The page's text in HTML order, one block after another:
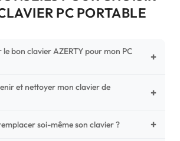
PC PORTABLE
bon clavier AZERTY pour mon PC
+
tromper, vérifiez trois points critiques sur
: la disposition (AZERTY Français), la
des fixations (vis ou clips) au
et nettoyer mon clavier de
+
prolonge la vie de vos touches.
soi-même son clavier ? +